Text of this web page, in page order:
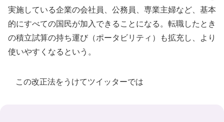
実施している企業の会社員、公務員、専業主婦など、基本
的にすべての国民が加入できることになる。転職したとき
の積立試算の持ち運び（ポータビリティ）も拡充し、より
使いやすくなるという。
この改正法をうけてツイッターでは